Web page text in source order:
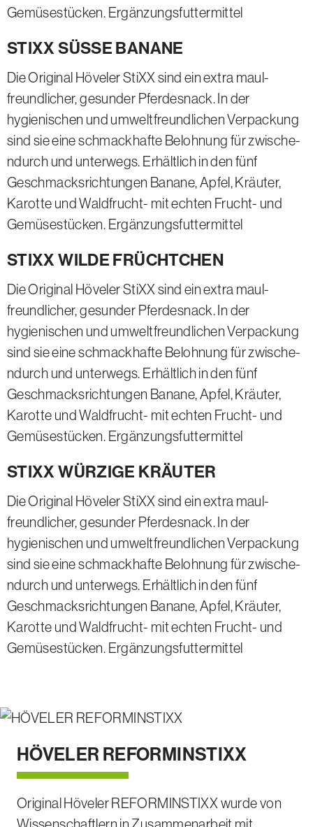
Gemüse­stücken. Ergänzungsfuttermittel
STIXX SÜSSE BANANE
Die Original Höveler StiXX sind ein extra maul­
freund­licher, gesunder Pferde­snack. In der
hygienischen und umwelt­freund­lichen Verpackung
sind sie eine schmack­hafte Belohnung für zwische­
ndurch und unter­wegs. Erhältlich in den fünf
Geschmacks­richt­ungen Banane, Apfel, Kräuter,
Karotte und Waldfrucht- mit echten Frucht- und
Gemüse­stücken. Ergänzungsfuttermittel
STIXX WILDE FRÜCHTCHEN
Die Original Höveler StiXX sind ein extra maul­
freund­licher, gesunder Pferde­snack. In der
hygienischen und umwelt­freund­lichen Verpackung
sind sie eine schmack­hafte Belohnung für zwische­
ndurch und unter­wegs. Erhältlich in den fünf
Geschmacks­richt­ungen Banane, Apfel, Kräuter,
Karotte und Waldfrucht- mit echten Frucht- und
Gemüse­stücken. Ergänzungsfuttermittel
STIXX WÜRZIGE KRÄUTER
Die Original Höveler StiXX sind ein extra maul­
freund­licher, gesunder Pferde­snack. In der
hygienischen und umwelt­freund­lichen Verpackung
sind sie eine schmack­hafte Belohnung für zwische­
ndurch und unter­wegs. Erhältlich in den fünf
Geschmacks­richt­ungen Banane, Apfel, Kräuter,
Karotte und Waldfrucht- mit echten Frucht- und
Gemüse­stücken. Ergänzungsfuttermittel
HÖVELER REFORMINSTIXX
Original Höveler REFORMINSTIXX wurde von